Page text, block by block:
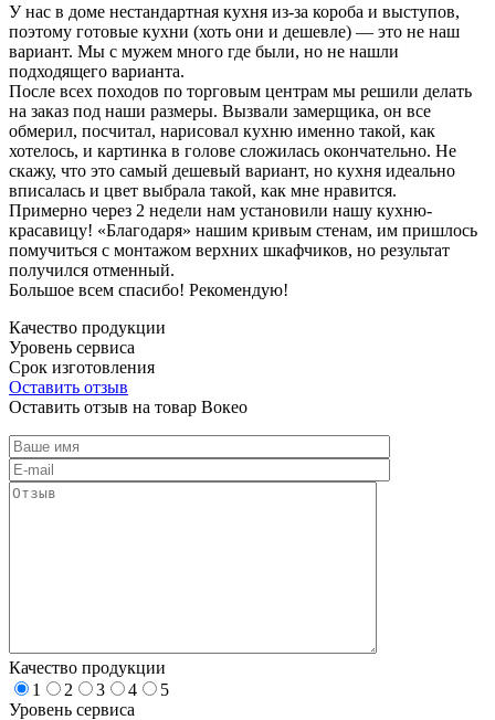
У нас в доме нестандартная кухня из-за короба и выступов,
поэтому готовые кухни (хоть они и дешевле) — это не наш
вариант. Мы с мужем много где были, но не нашли
подходящего варианта.
После всех походов по торговым центрам мы решили делать
на заказ под наши размеры. Вызвали замерщика, он все
обмерил, посчитал, нарисовал кухню именно такой, как
хотелось, и картинка в голове сложилась окончательно. Не
скажу, что это самый дешевый вариант, но кухня идеально
вписалась и цвет выбрала такой, как мне нравится.
Примерно через 2 недели нам установили нашу кухню-
красавицу! «Благодаря» нашим кривым стенам, им пришлось
помучиться с монтажом верхних шкафчиков, но результат
получился отменный.
Большое всем спасибо! Рекомендую!
Качество продукции
Уровень сервиса
Срок изготовления
Оставить отзыв
Оставить отзыв на товар Вокео
Качество продукции
1
2 3 4
5
Уровень сервиса